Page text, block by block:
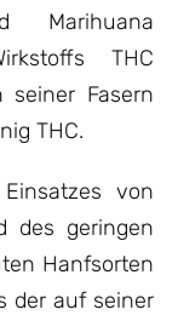
Marihuana
THC
Fasern
THC.
von
des geringen
Hanfsorten
der auf seiner